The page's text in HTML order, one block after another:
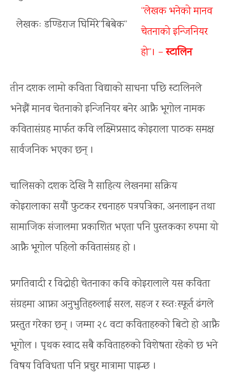
लेखकः डण्डिराज घिमिरे“बिबेक”
“लेखक भनेको मानव
चेतनाको इन्जिनियर
हो”। –स्टालिन
तीन दशक लामो कविता विद्याको साधना पछि स्टालिनले
भनेझैं मानव चेतनाको इन्जिनियर बनेर आफ्नै भूगोल नामक
कवितासंग्रह मार्फत कवि लक्ष्मिप्रसाद कोइराला पाठक समक्ष
सार्वजनिक भएका छन् ।
चालिसको दशक देखि नै साहित्य लेखनमा सक्रिय
कोइरालाका सयौं फुटकर रचनाहरु पत्रपत्रिका, अनलाइन तथा
सामाजिक संजालमा प्रकाशित भएता पनि पुस्तकका रुपमा यो
आफ्नै भूगोल पहिलो कवितासंग्रह हो ।
प्रगतिवादी र विद्रोही चेतनाका कवि कोइरालाले यस कविता
संग्रहमा आफ्ना अनुभुतिहरुलाई सरल, सहज र स्व्तःस्फूर्त ढंगले
प्रस्तुत गरेका छन् । जम्मा २८ वटा कविताहरुको बिटो हो आफ्नै
भूगोल । पृथक स्वाद सबै कविताहरुको विशेषता रहेको छ भने
विषय विविधता पनि प्रचुर मात्रामा पाइन्छ ।